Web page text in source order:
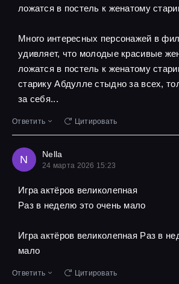
ложатся в постель к женатому
Много интересных персонажей в
удивляет, что молодые красивые
ложатся в постель к женатому
старику Абдулле стыдно за всех,
за себя...
Ответить Цитировать
N Nella
24 марта 2026 15:23
Игра актёров великолепная
Pаз в неделю это очень мало
Игра актёров великолепная Pаз в
мало
Ответить Цитировать